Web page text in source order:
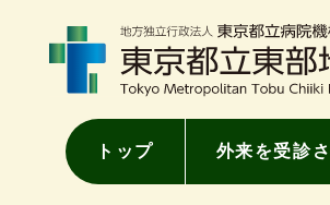
トップ 外来を受診